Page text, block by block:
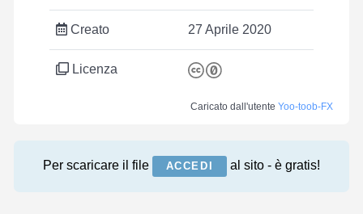
Creato 27 Aprile 2020
Licenza
Caricato dall'utente Yoo-toob-FX
Per scaricare il file ACCEDI al sito - è gratis!